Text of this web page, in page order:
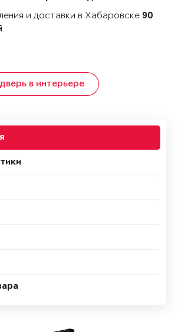
и доставки в Хабаровске 90
.
в интерьере